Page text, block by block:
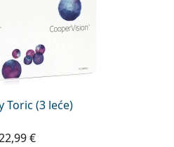
Toric (3 leće)
€